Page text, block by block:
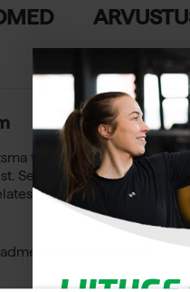
tundlikke
See sobib ideaalselt
tõhusalt kasutusmüra.
liikumist pinnal